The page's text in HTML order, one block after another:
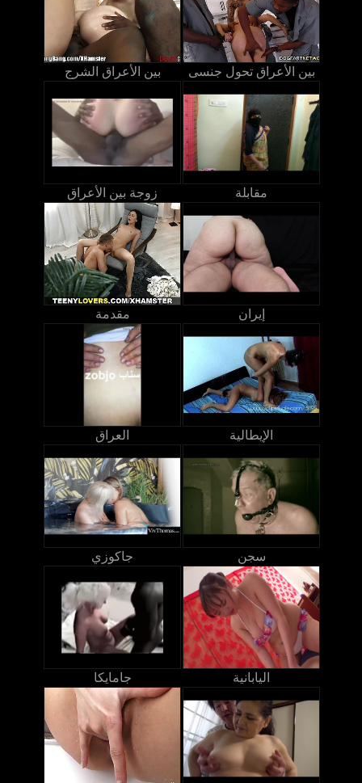
بين الأعراق الشرج بين الأعراق تحول جنسى
زوجة بين الأعراق مقابلة
مقدمة إيران
العراق الإيطالية
جاكوزي سجن
جامايكا اليابانية